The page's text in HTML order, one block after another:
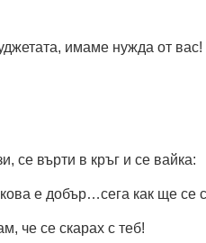
имаме нужда от вас!
се върти в кръг и се вайка:
е добър…сега как ще се
че се скарах с теб!